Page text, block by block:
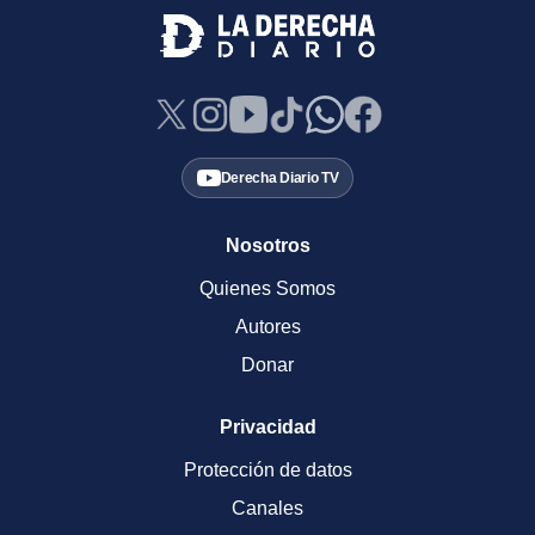
Derecha Diario TV
Nosotros
Quienes Somos
Autores
Donar
Privacidad
Protección de datos
Canales